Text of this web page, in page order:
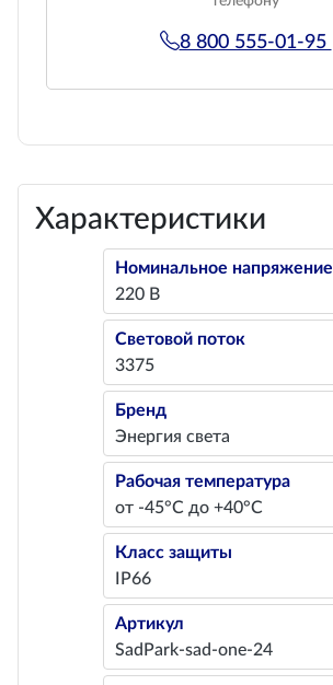
8 800 555-01-95
Характеристики
Номинальное напряжение
220 В
Световой поток
3375
Бренд
Энергия света
Рабочая температура
от -45°С до +40°С
Класс защиты
IP66
Артикул
SadPark-sad-one-24